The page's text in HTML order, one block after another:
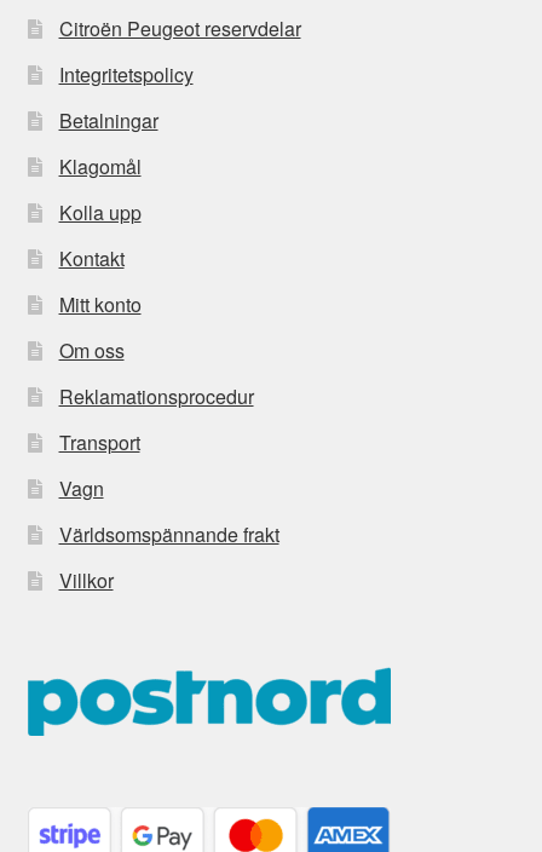
Citroën Peugeot reservdelar
Integritetspolicy
Betalningar
Klagomål
Kolla upp
Kontakt
Mitt konto
Om oss
Reklamationsprocedur
Transport
Vagn
Världsomspännande frakt
Villkor